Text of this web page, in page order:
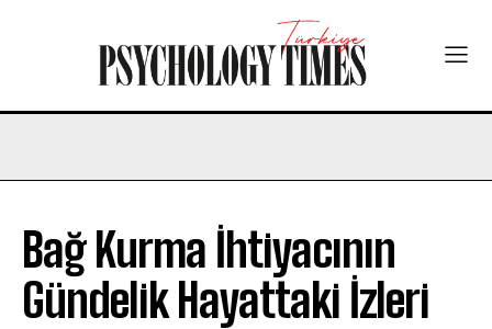
Bağ Kurma İhtiyacının
Gündelik Hayattaki İzleri